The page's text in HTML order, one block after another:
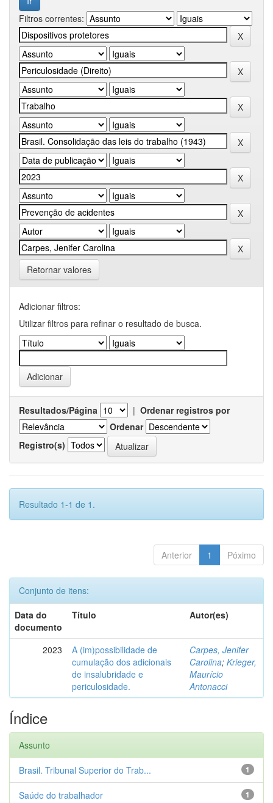
Filtros correntes:
Retornar valores
Adicionar filtros:
Utilizar filtros para refinar o resultado de busca.
Resultados/Página | Ordenar registros por
Ordenar
Registro(s)
Resultado 1-1 de 1.
Anterior 1 Póximo
Conjunto de itens:
Data do
documento
Título Autor(es)
2023
A (im)possibilidade de
cumulação dos adicionais
de insalubridade e
periculosidade.
Carpes, Jenifer
Carolina; Krieger,
Maurício
Antonacci
Índice
Assunto
1
Brasil. Tribunal Superior do Trab...
1
Saúde do trabalhador